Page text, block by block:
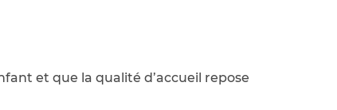
et que la qualité d’accueil repose